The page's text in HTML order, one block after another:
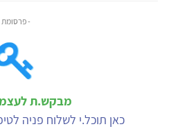
- פרסומת
מבקש.ת
כאן תוכל.י לשלוח פניה